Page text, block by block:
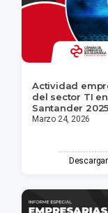
Actividad
del sector TI en
Santander 2025
Marzo 24, 2026
Descargar